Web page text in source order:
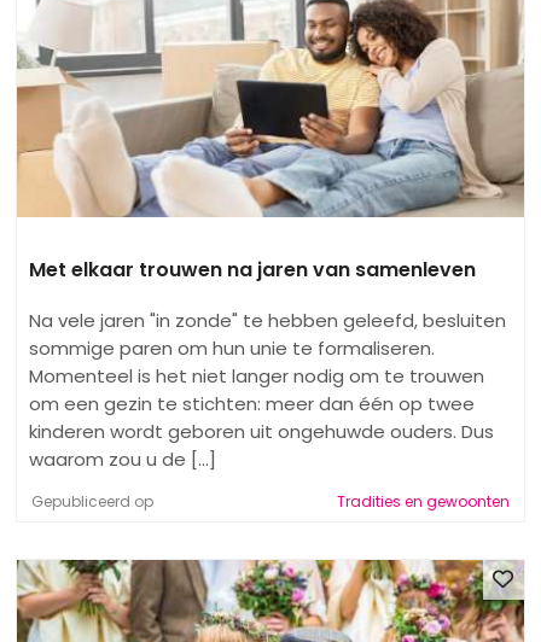
Met elkaar trouwen na jaren van samenleven
Na vele jaren "in zonde" te hebben geleefd, besluiten
sommige paren om hun unie te formaliseren.
Momenteel is het niet langer nodig om te trouwen
om een ​​gezin te stichten: meer dan één op twee
kinderen wordt geboren uit ongehuwde ouders. Dus
waarom zou u de [...]
Gepubliceerd op Tradities en gewoonten